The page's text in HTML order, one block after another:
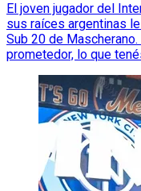
El joven jugador del
sus raíces argentinas
Sub 20 de
prometedor, lo que